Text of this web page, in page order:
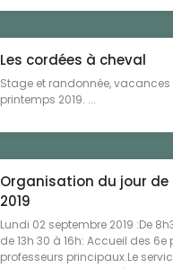
Les cordées à cheval
Stage et randonnée, vacances
printemps 2019. ...
Organisation du jour de
2019
Lundi 02 septembre 2019 :De
de 13h 30 à 16h: Accueil des 6e
professeurs principaux.Le